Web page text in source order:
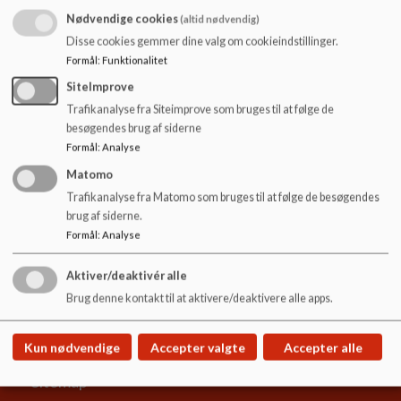
Teknisk serviceleder Thomas Krath
hytk@iks.dk
Teknisk serviceassistent Mads Blok Kold
Teknisk serviceassistent Mikael Thomsen
Hyldgårdsskolen
Hyldgårds Allé 9
hyldgaardsskolen@ikast-brande.dk
99604800
EAN NR. 5798005571100
Sitemap
Nødvendige cookies(altid nødvendig)
Disse cookies gemmer dine valg om cookieindstillinger.
Formål: Funktionalitet
SiteImprove
Trafikanalyse fra Siteimprove som bruges til at følge de
besøgendes brug af siderne
Formål : Analyse
Matomo
Trafikanalyse fra Matomo som bruges til at følge de besøgendes
brug af siderne.
Formål: Analyse
Aktiver/deaktivér alle
Brug denne kontakt til at aktivere/deaktivere alle apps.
Kun nødvendige Accepter valgte Accepter alle